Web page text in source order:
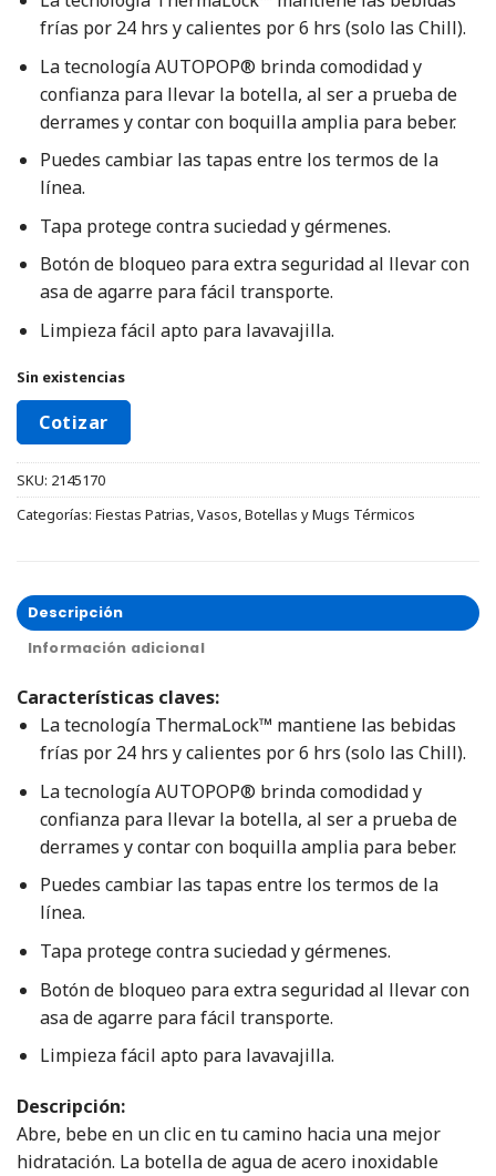
frías por 24 hrs y calientes por 6 hrs (solo las Chill).
La tecnología AUTOPOP® brinda comodidad y
confianza para llevar la botella, al ser a prueba de
derrames y contar con boquilla amplia para beber.
Puedes cambiar las tapas entre los termos de la
línea.
Tapa protege contra suciedad y gérmenes.
Botón de bloqueo para extra seguridad al llevar con
asa de agarre para fácil transporte.
Limpieza fácil apto para lavavajilla.
Sin existencias
Cotizar
SKU: 2145170
Categorías: Fiestas Patrias Vasos, Botellas y Mugs Térmicos
Descripción
Información adicional
Características claves:
La tecnología ThermaLock™ mantiene las bebidas
frías por 24 hrs y calientes por 6 hrs (solo las Chill).
La tecnología AUTOPOP® brinda comodidad y
confianza para llevar la botella, al ser a prueba de
derrames y contar con boquilla amplia para beber.
Puedes cambiar las tapas entre los termos de la
línea.
Tapa protege contra suciedad y gérmenes.
Botón de bloqueo para extra seguridad al llevar con
asa de agarre para fácil transporte.
Limpieza fácil apto para lavavajilla.
Descripción:
Abre, bebe en un clic en tu camino hacia una mejor
hidratación. La botella de agua de acero inoxidable